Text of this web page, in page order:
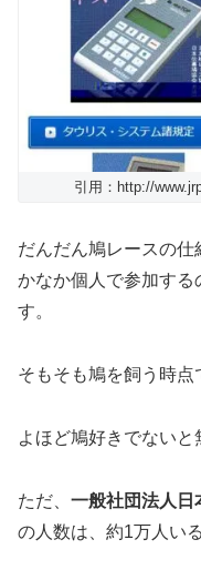
引用：http://
だんだん鳩レースの
かなか個人で参加す
す。
そもそも鳩を飼う時
よほど鳩好きでないと
ただ、 一般社団法人日
の人数は、約1万人い